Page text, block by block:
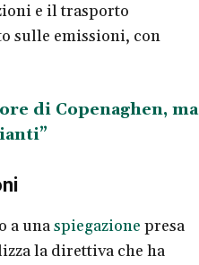
e il trasporto
sulle emissioni, con
di Copenaghen, ma
a unaspiegazione presa
la direttiva che ha